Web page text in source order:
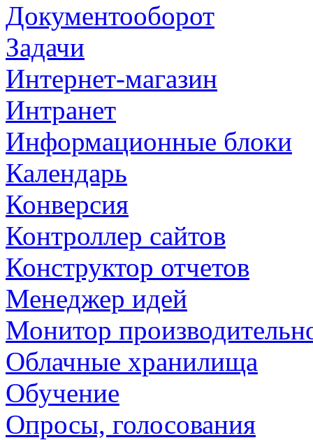
Документооборот
Задачи
Интернет-магазин
Интранет
Информационные блоки
Календарь
Конверсия
Контроллер сайтов
Конструктор отчетов
Менеджер идей
Монитор
Облачные хранилища
Обучение
Опросы, голосования